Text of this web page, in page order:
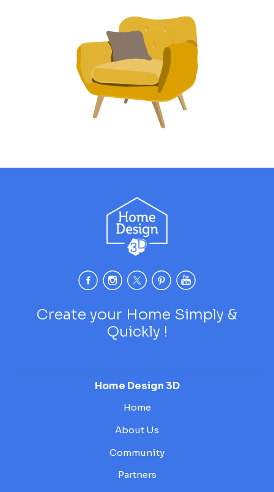
Create your Home Simply &
Quickly !
Home Design 3D
Home
About Us
Community
Partners